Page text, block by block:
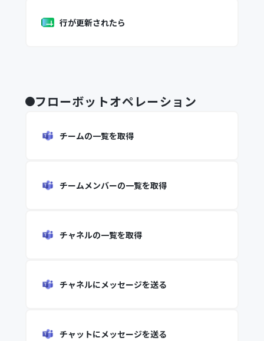
行が更新されたら
フローボットオペレーション
チームの一覧を取得
チームメンバーの一覧を取得
チャネルの一覧を取得
チャネルにメッセージを送る
チャットにメッセージを送る